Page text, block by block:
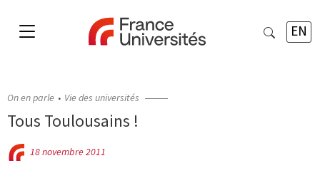
EN
On en parle Vie des universités
Tous Toulousains !
18 novembre 2011